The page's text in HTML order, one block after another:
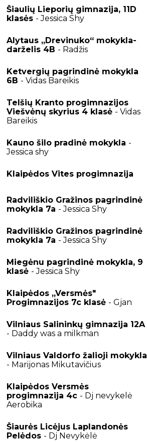
Šiaulių Lieporių gimnazija, 11D
klasės - Jessica Shy
Alytaus „Drevinuko“ mokykla-
darželis 4B - Radžis
Ketvergių pagrindinė mokykla
6B - Vidas Bareikis
Telšių Kranto progimnazijos
Viešvėnų skyrius 4 klasė - Vidas
Bareikis
Kauno šilo pradinė mokykla -
Jessica shy
Klaipėdos Vites progimnazija
Radviliškio Gražinos pagrindinė
mokykla 7a - Jessica Shy
Radviliškio Gražinos pagrindinė
mokykla 7a - Jessica Shy
Miegėnu pagrindinė mokykla, 9
klasė - Jessica Shy
Klaipėdos ,,Versmės"
Progimnazijos 7c klasė - Gjan
Vilniaus Salininkų gimnazija 12A
- Daddy was a milkman
Vilniaus Valdorfo žalioji mokykla
- Marijonas Mikutavičius
Klaipėdos Versmės
progimnazija 4c - Dj nevykelė
Aerobika
Šiaurės Licėjus Laplandonės
Pelėdos - Dj Nevykėlė